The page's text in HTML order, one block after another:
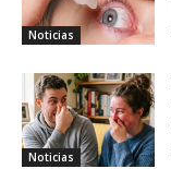
Noticias
Noticias